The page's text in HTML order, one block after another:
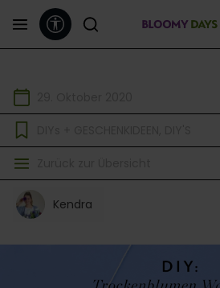
springenWerkzeugleiste anzeigen
Kendra